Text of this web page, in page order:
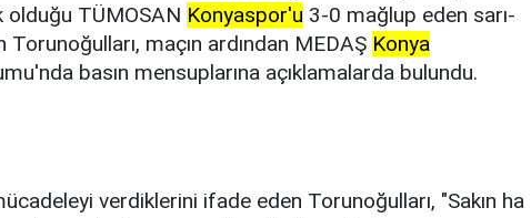
olduğu TÜMOSAN Konyaspor'u 3-0 mağlup eden sarı-
maçın ardından MEDAŞ Konya
basın mensuplarına açıklamalarda bulundu.
verdiklerini ifade eden Torunoğulları, "Sakın ha